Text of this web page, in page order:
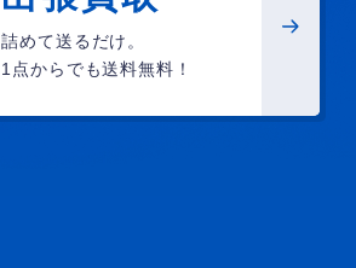
詰めて送るだけ。
1点からでも送料無料！